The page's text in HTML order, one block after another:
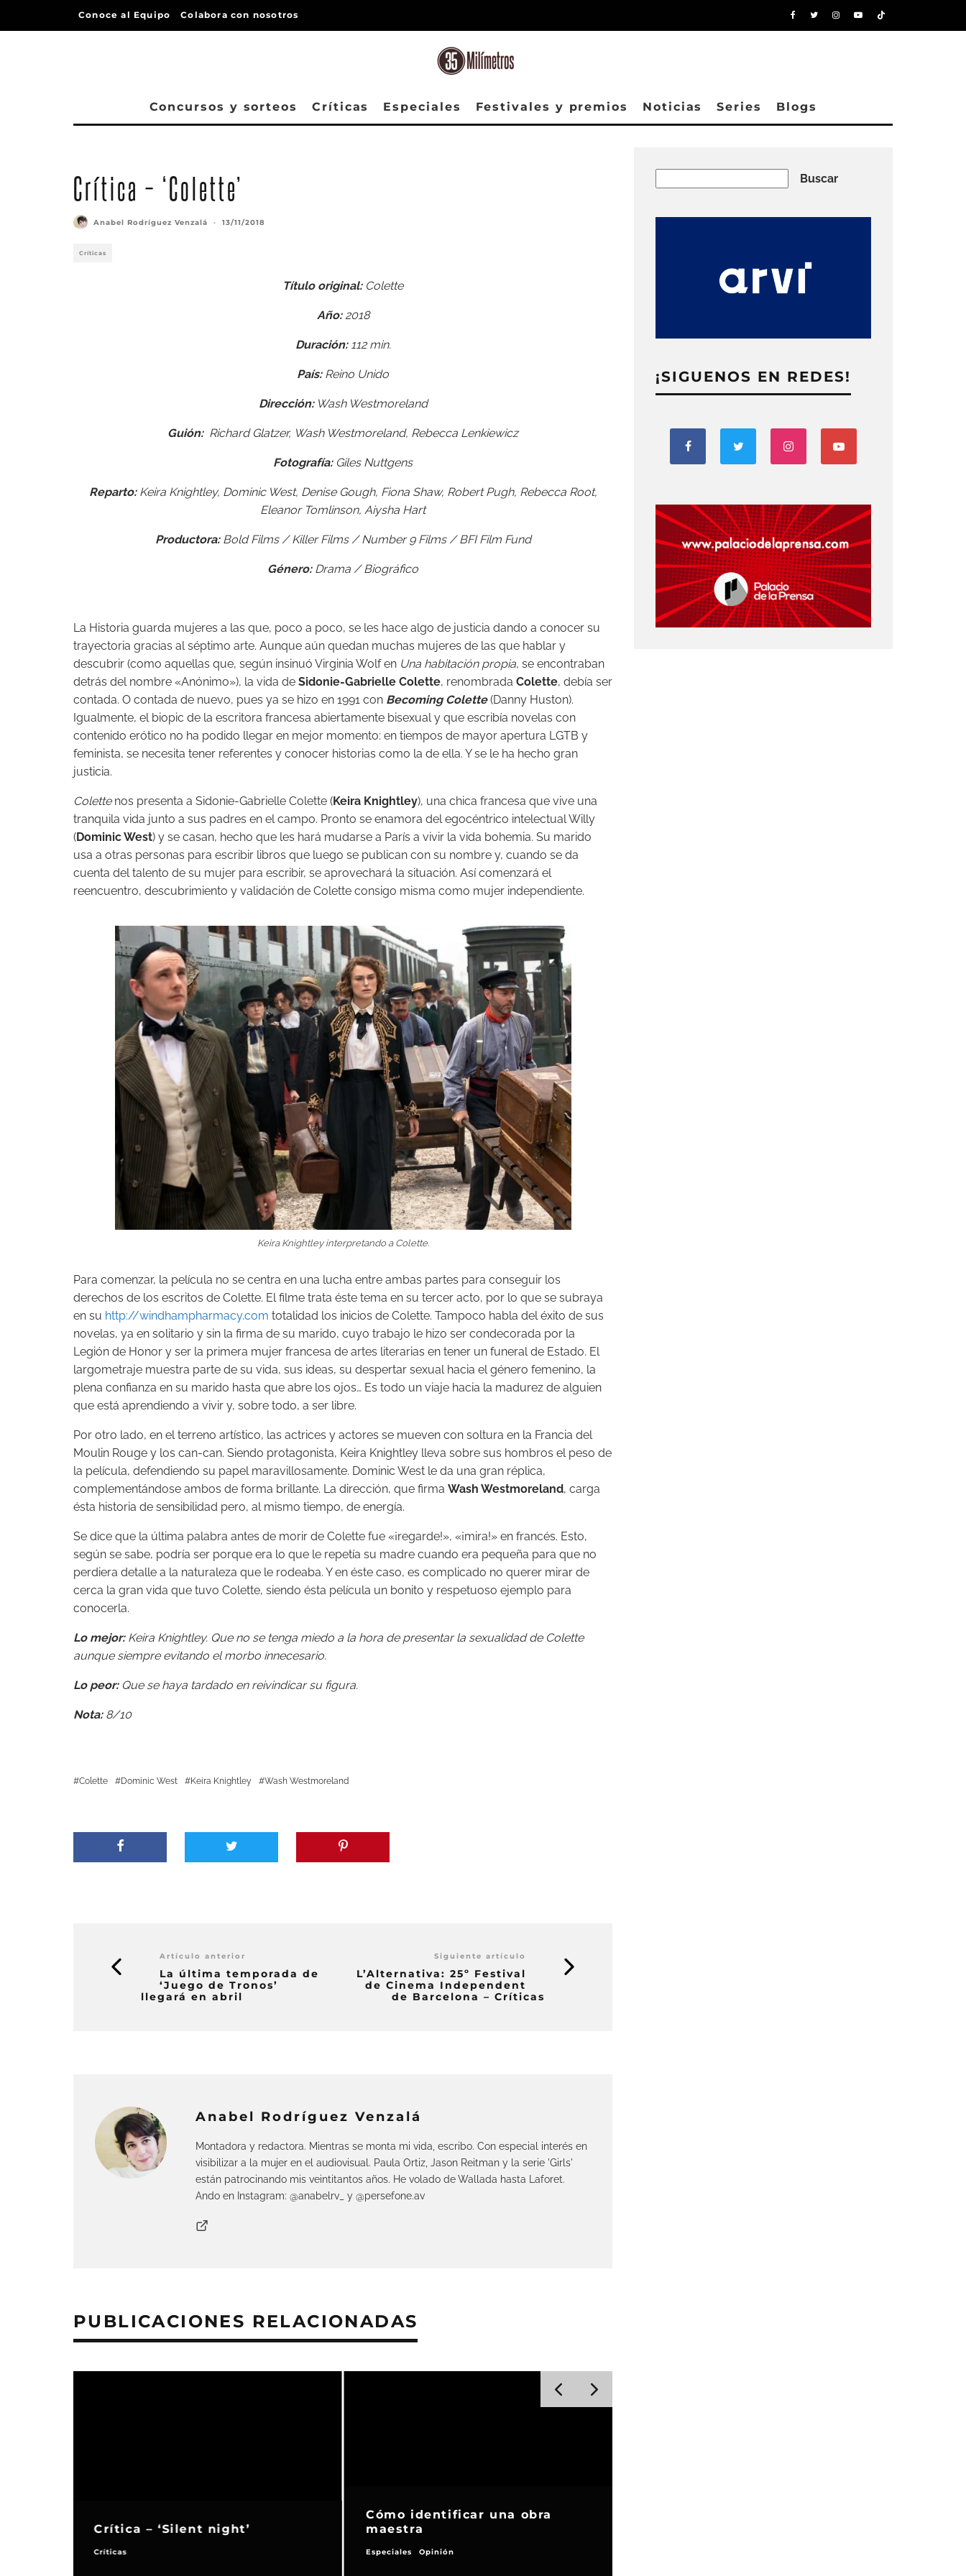
Conoce al Equipo Colabora con nosotros
Concursos y sorteos Críticas Especiales Festivales y premios Noticias Series Blogs
Crítica – ‘Colette’
Anabel Rodríguez Venzalá · 13/11/2018
Críticas
Título original:Colette
Año:2018
Duración:112 min.
País:Reino Unido
Dirección:Wash Westmoreland
Guión: Richard Glatzer, Wash Westmoreland, Rebecca Lenkiewicz
Fotografía:Giles Nuttgens
Reparto:Keira Knightley, Dominic West, Denise Gough, Fiona Shaw, Robert Pugh, Rebecca Root,
Eleanor Tomlinson, Aiysha Hart
Productora: Bold Films / Killer Films / Number 9 Films / BFI Film Fund
Género: Drama / Biográfico
La Historia guarda mujeres a las que, poco a poco, se les hace algo de justicia dando a conocer su
trayectoria gracias al séptimo arte. Aunque aún quedan muchas mujeres de las que hablar y
descubrir (como aquellas que, según insinuó Virginia Wolf en Una habitación propia, se encontraban
detrás del nombre «Anónimo»), la vida de Sidonie-Gabrielle Colette, renombrada Colette, debía ser
contada. O contada de nuevo, pues ya se hizo en 1991 con Becoming Colette(Danny Huston).
Igualmente, el biopic de la escritora francesa abiertamente bisexual y que escribía novelas con
contenido erótico no ha podido llegar en mejor momento: en tiempos de mayor apertura LGTB y
feminista, se necesita tener referentes y conocer historias como la de ella. Y se le ha hecho gran
justicia.
Colettenos presenta a Sidonie-Gabrielle Colette (Keira Knightley), una chica francesa que vive una
tranquila vida junto a sus padres en el campo. Pronto se enamora del egocéntrico intelectual Willy
(Dominic West) y se casan, hecho que les hará mudarse a París a vivir la vida bohemia. Su marido
usa a otras personas para escribir libros que luego se publican con su nombre y, cuando se da
cuenta del talento de su mujer para escribir, se aprovechará la situación. Así comenzará el
reencuentro, descubrimiento y validación de Colette consigo misma como mujer independiente.
Keira Knightley interpretando a Colette.
Para comenzar, la película no se centra en una lucha entre ambas partes para conseguir los
derechos de los escritos de Colette. El filme trata éste tema en su tercer acto, por lo que se subraya
en su http://windhampharmacy.com totalidad los inicios de Colette. Tampoco habla del éxito de sus
novelas, ya en solitario y sin la firma de su marido, cuyo trabajo le hizo ser condecorada por la
Legión de Honor y ser la primera mujer francesa de artes literarias en tener un funeral de Estado. El
largometraje muestra parte de su vida, sus ideas, su despertar sexual hacia el género femenino, la
plena confianza en su marido hasta que abre los ojos… Es todo un viaje hacia la madurez de alguien
que está aprendiendo a vivir y, sobre todo, a ser libre.
Por otro lado, en el terreno artístico, las actrices y actores se mueven con soltura en la Francia del
Moulin Rouge y los can-can. Siendo protagonista, Keira Knightley lleva sobre sus hombros el peso de
la película, defendiendo su papel maravillosamente. Dominic West le da una gran réplica,
complementándose ambos de forma brillante. La dirección, que firma Wash Westmoreland, carga
ésta historia de sensibilidad pero, al mismo tiempo, de energía.
Se dice que la última palabra antes de morir de Colette fue «¡regarde!», «¡mira!» en francés. Esto,
según se sabe, podría ser porque era lo que le repetía su madre cuando era pequeña para que no
perdiera detalle a la naturaleza que le rodeaba. Y en éste caso, es complicado no querer mirar de
cerca la gran vida que tuvo Colette, siendo ésta película un bonito y respetuoso ejemplo para
conocerla.
Lo mejor: Keira Knightley. Que no se tenga miedo a la hora de presentar la sexualidad de Colette
aunque siempre evitando el morbo innecesario.
Lo peor: Que se haya tardado en reivindicar su figura.
Nota: 8/10
Colette Dominic West Keira Knightley Wash Westmoreland
Artículo anterior
La última temporada de
‘Juego de Tronos’
llegará en abril
Siguiente artículo
L’Alternativa: 25º Festival
de Cinema Independent
de Barcelona – Críticas
Anabel Rodríguez Venzalá
Montadora y redactora. Mientras se monta mi vida, escribo. Con especial interés en
visibilizar a la mujer en el audiovisual. Paula Ortiz, Jason Reitman y la serie 'Girls'
están patrocinando mis veintitantos años. He volado de Wallada hasta Laforet.
Ando en Instagram: @anabelrv_ y @persefone.av
PUBLICACIONES RELACIONADAS
Crítica – ‘Silent night’
Críticas
Cómo identificar una obra
maestra
Especiales Opinión
Buscar
¡SIGUENOS EN REDES!